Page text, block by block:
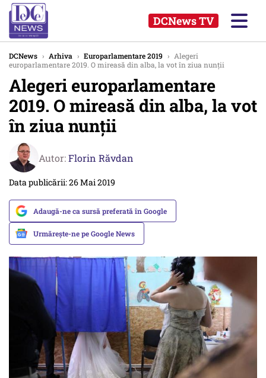
DCNews TV
DCNews › Arhiva › Europarlamentare 2019 › Alegeri
europarlamentare 2019. O mireasă din alba, la vot în ziua nunţii
Alegeri europarlamentare
2019. O mireasă din alba, la vot
în ziua nunţii
Autor:Florin Răvdan
Data publicării: 26 Mai 2019
Adaugă-ne ca sursă preferată în Google
Urmărește-ne pe Google News